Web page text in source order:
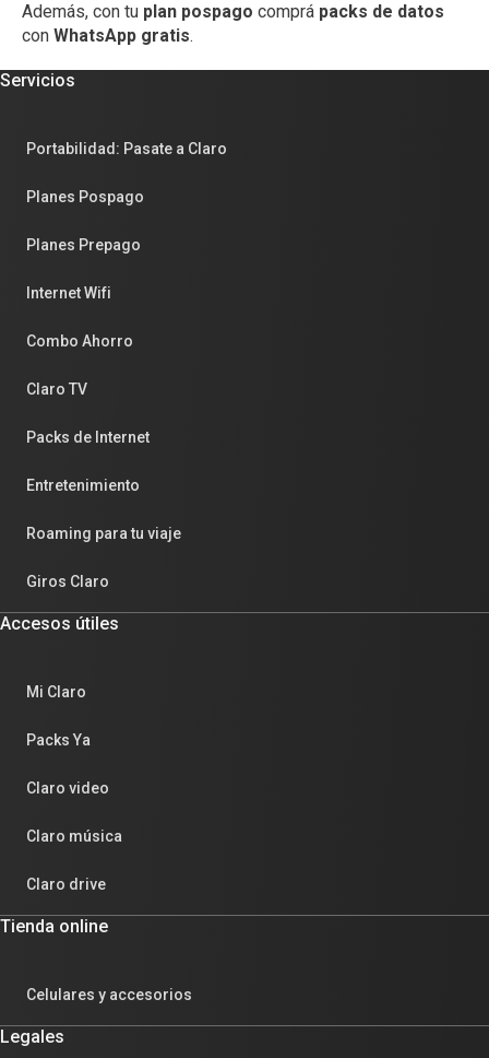
Además, con tu plan pospago comprá packs de datos
con WhatsApp gratis.
Servicios
Portabilidad: Pasate a Claro
Planes Pospago
Planes Prepago
Internet Wifi
Combo Ahorro
Claro TV
Packs de Internet
Entretenimiento
Roaming para tu viaje
Giros Claro
Accesos útiles
Mi Claro
Packs Ya
Claro video
Claro música
Claro drive
Tienda online
Celulares y accesorios
Legales